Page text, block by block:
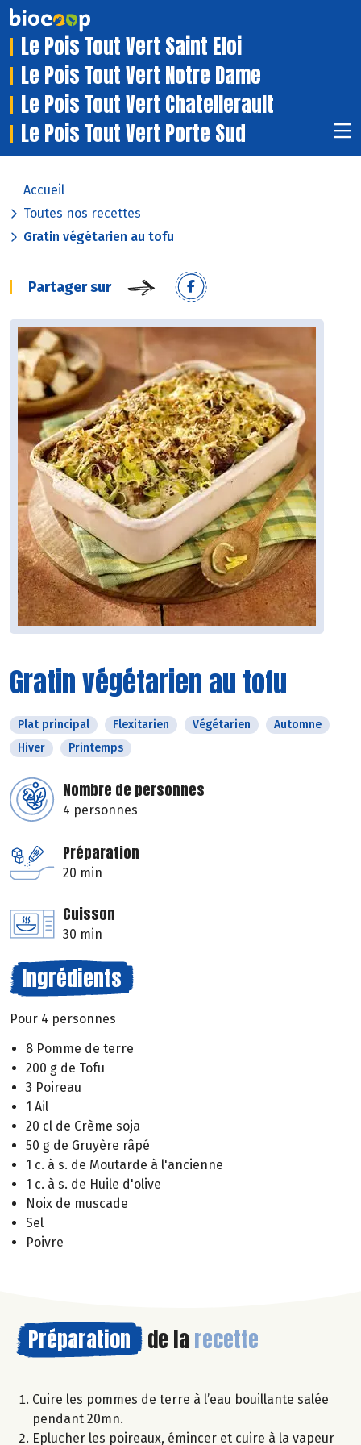
Le Pois Tout Vert Saint Eloi
Le Pois Tout Vert Notre Dame
Le Pois Tout Vert Chatellerault
Le Pois Tout Vert Porte Sud
Accueil
Toutes nos recettes
Gratin végétarien au tofu
Partager sur
Gratin végétarien au tofu
Plat principal Flexitarien Végétarien
Automne
Hiver
Printemps
Nombre de personnes
4 personnes
Préparation
20 min
Cuisson
30 min
Ingrédients
Pour 4 personnes
8 Pomme de terre
200 g de Tofu
3 Poireau
1 Ail
20 cl de Crème soja
50 g de Gruyère râpé
1 c. à s. de Moutarde à l'ancienne
1 c. à s. de Huile d'olive
Noix de muscade
Sel
Poivre
Préparation de la recette
Cuire les pommes de terre à l’eau bouillante salée
pendant 20mn.
Eplucher les poireaux, émincer et cuire à la vapeur